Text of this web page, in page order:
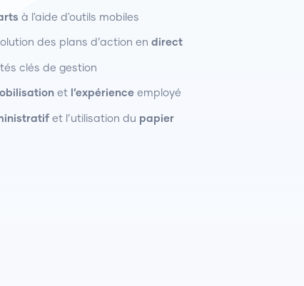
à l'aide d'outils mobiles
des plans d’action endirect
clés de gestion
et l’expérience employé
et l’utilisation du papier